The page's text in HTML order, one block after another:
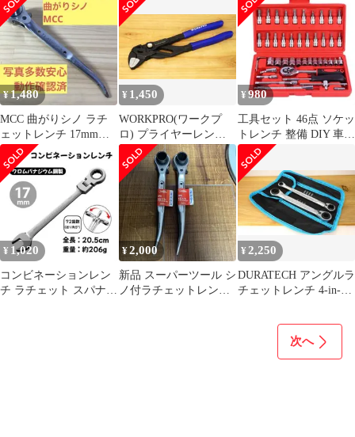
ンレンチ
¥1,480
MCC 曲がりシノ ラチ
ェットレンチ 17mm
21mm 動作確認済 約
25cm
¥ 1,450
WORKPRO(ワークプ
ロ) プライヤーレンチ
全長約180mm CR-V
¥980
工具セット 46点 ソケッ
トレンチ 整備 DIY 車
バイク 自転車
¥ 1,020
コンビネーションレン
チ ラチェット スパナ
¥2,000
新品 スーパーツール シ
ノ付ラチェットレンチ
¥ 2,250
DURATECH アングルラ
チェットレンチ 4-in-1
次へ